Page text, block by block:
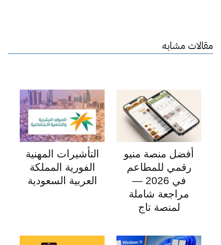
مقالات مشابه
أفضل منصة منيو
رقمي للمطاعم
في 2026 —
مراجعة شاملة
لمنصة تاج
التأشيرات المهنية
الفورية المملكة
العربية السعودية